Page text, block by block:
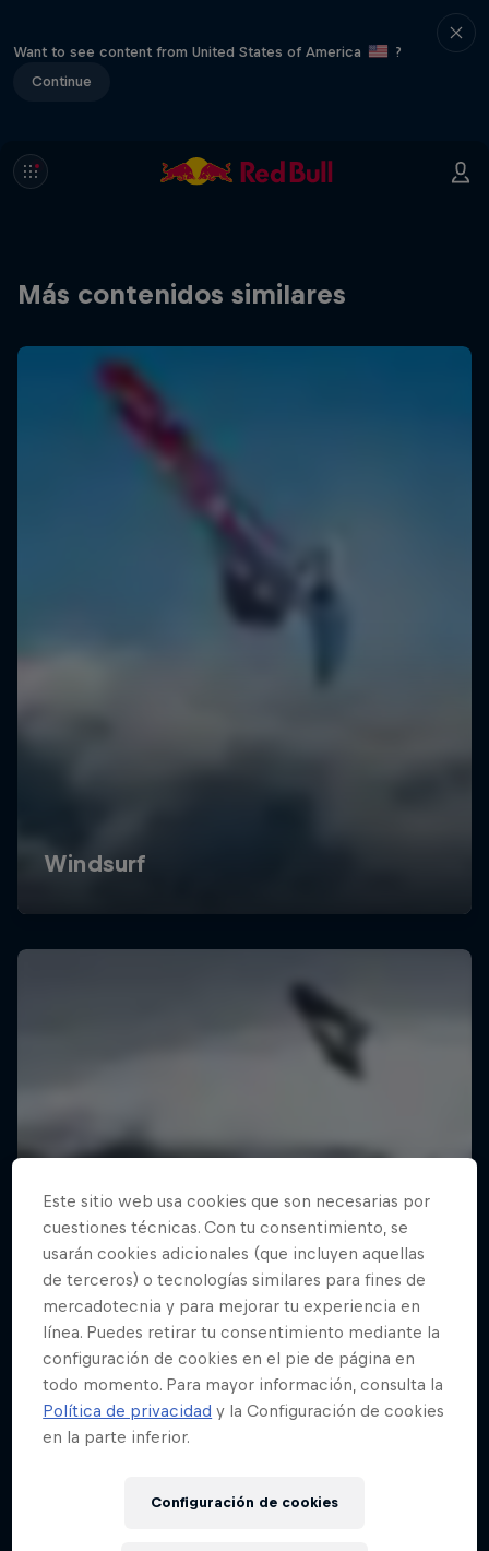
Want to see content from United States of America
?
Continue
Más contenidos similares
Este sitio web usa cookies que son necesarias por
cuestiones técnicas. Con tu consentimiento, se
usarán cookies adicionales (que incluyen aquellas
de terceros) o tecnologías similares para fines de
mercadotecnia y para mejorar tu experiencia en
línea. Puedes retirar tu consentimiento mediante la
configuración de cookies en el pie de página en
todo momento. Para mayor información, consulta la
Política de privacidad y la Configuración de cookies
en la parte inferior.
Configuración de cookies